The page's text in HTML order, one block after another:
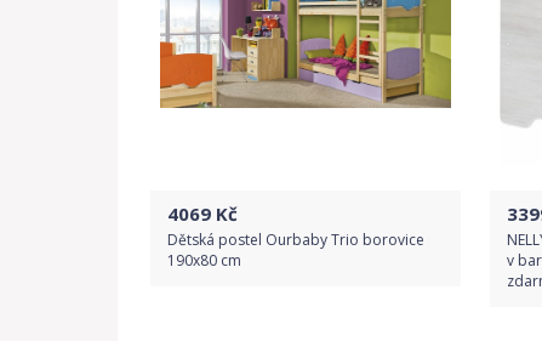
4069 Kč
Dětská postel Ourbaby Trio borovice
190x80 cm
v